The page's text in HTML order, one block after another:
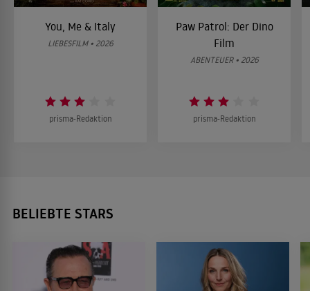
You, Me & Italy
LIEBESFILM • 2026
prisma-Redaktion
Paw Patrol: Der Dino
Film
ABENTEUER • 2026
prisma-Redaktion
BELIEBTE STARS